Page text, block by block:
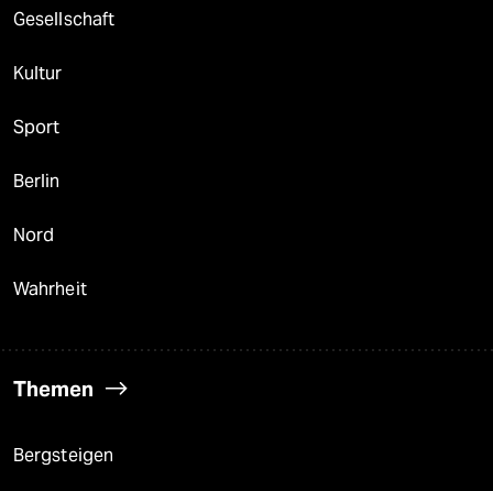
Gesellschaft
Kultur
Sport
Berlin
Nord
Wahrheit
Themen
Bergsteigen